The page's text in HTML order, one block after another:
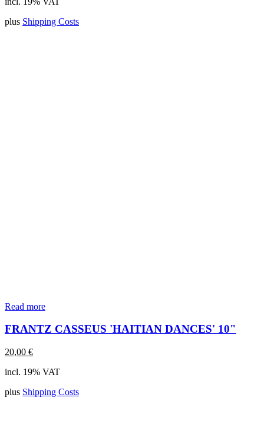
plus Shipping Costs
Read more
FRANTZ CASSEUS 'HAITIAN DANCES' 10"
20,00 €
incl. 19% VAT
plus Shipping Costs